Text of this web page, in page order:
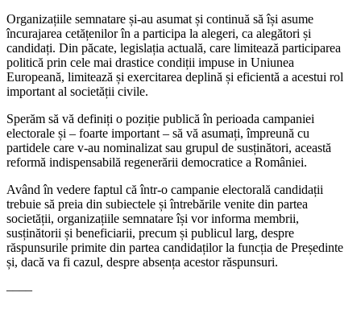
Organizațiile semnatare și-au asumat și continuă să își asume
încurajarea cetățenilor în a participa la alegeri, ca alegători și
candidați. Din păcate, legislația actuală, care limitează participarea
politică prin cele mai drastice condiții impuse in Uniunea
Europeană, limitează și exercitarea deplină și eficientă a acestui rol
important al societății civile.
Sperăm să vă definiți o poziție publică în perioada campaniei
electorale și – foarte important – să vă asumați, împreună cu
partidele care v-au nominalizat sau grupul de susținători, această
reformă indispensabilă regenerării democratice a României.
Având în vedere faptul că într-o campanie electorală candidații
trebuie să preia din subiectele și întrebările venite din partea
societății, organizațiile semnatare își vor informa membrii,
susținătorii și beneficiarii, precum și publicul larg, despre
răspunsurile primite din partea candidaților la funcția de Președinte
și, dacă va fi cazul, despre absența acestor răspunsuri.
––––